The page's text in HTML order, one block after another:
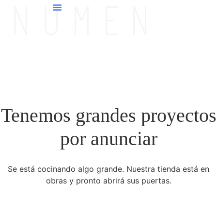
NUMEN
Tenemos grandes proyectos
por anunciar
Se está cocinando algo grande. Nuestra tienda está en
obras y pronto abrirá sus puertas.